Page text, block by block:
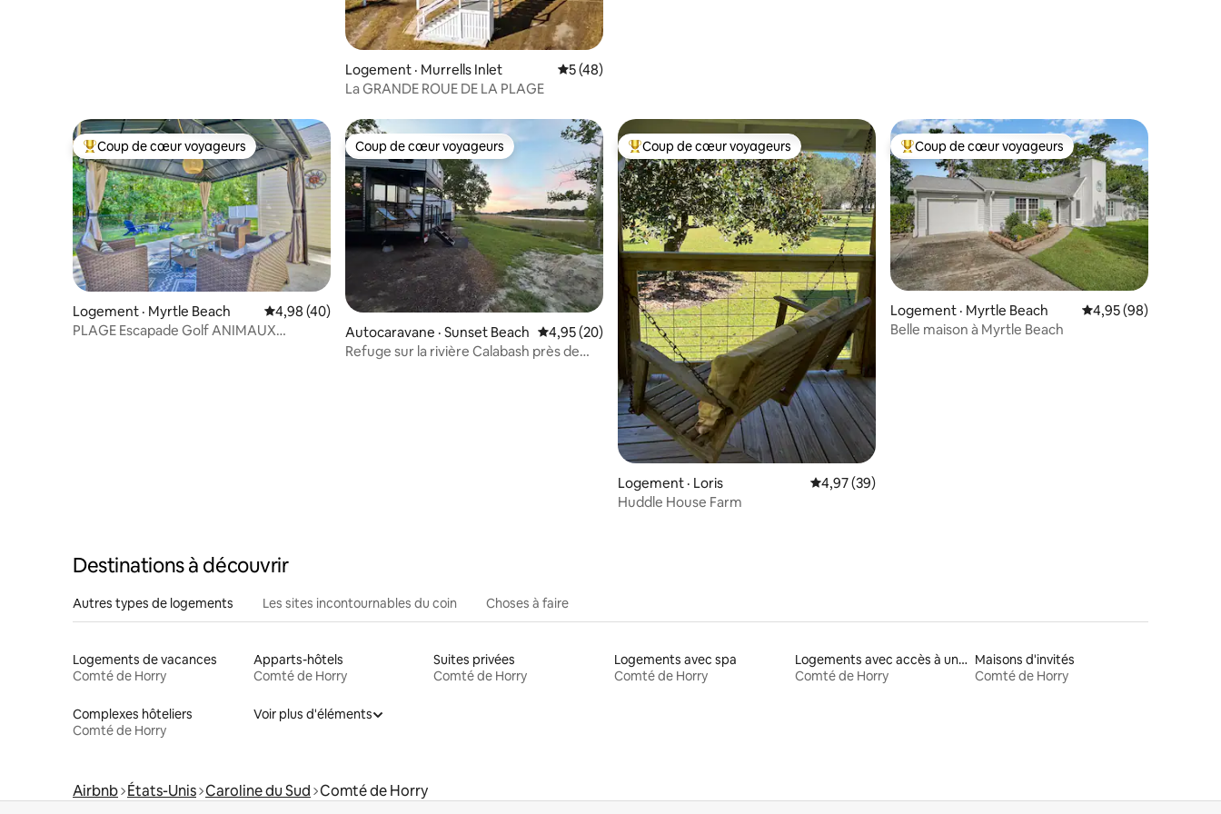
Logement · Murrells Inlet Note moyenne de 5 sur 5, 48 commentaires
5 (48)
La GRANDE ROUE DE LA PLAGE
Coup de cœur voyageurs parmi les plus aimés
Coup de cœur voyageurs
Logement · Myrtle Beach Note moyenne de 4,98 sur 5, 40 commentaires
4,98 (40)
PLAGE Escapade Golf ANIMAUX
Coup de cœur voyageurs
Coup de cœur voyageurs
Autocaravane · Sunset Beach Note moyenne de 4,95 sur 5, 20 commentaires
4,95 (20)
Refuge sur la rivière Calabash près de
Coup de cœur voyageurs parmi les plus aimés
Coup de cœur voyageurs
Logement · Loris Note moyenne de 4,97 sur 5, 39 commentaires
4,97 (39)
Huddle House Farm
Coup de cœur voyageurs parmi les plus aimés
Coup de cœur voyageurs
Logement · Myrtle Beach Note moyenne de
4,95 (98)
Belle maison à Myrtle Beach
Destinations à découvrir
Autres types de logements Les sites incontournables du coin Choses à faire
Logements de vacances
Comté de Horry
Apparts-hôtels
Comté de Horry
Suites privées
Comté de Horry
Logements avec spa
Comté de Horry
Logements avec accès à un lac
Comté de Horry
Maisons d'invités
Comté de Horry
Complexes hôteliers
Comté de Horry
Voir plus d'éléments
Airbnb États-Unis Caroline du Sud Comté de Horry